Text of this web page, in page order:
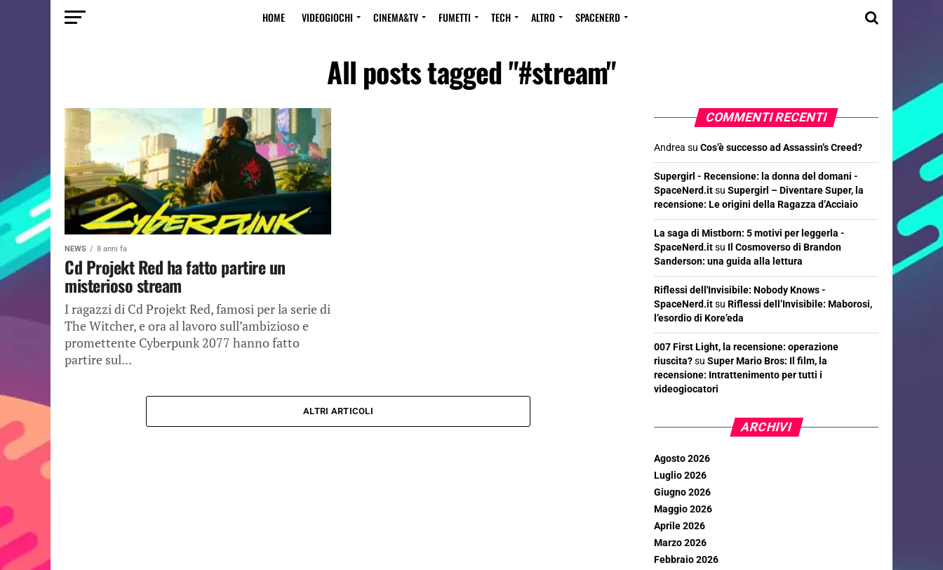
HOME VIDEOGIOCHI CINEMA&TV FUMETTI TECH ALTRO SPACENERD
All posts tagged "#stream"
NEWS 8 anni fa
Cd Projekt Red ha fatto partire un
misterioso stream
I ragazzi di Cd Projekt Red, famosi per la serie di
The Witcher, e ora al lavoro sull’ambizioso e
promettente Cyberpunk 2077 hanno fatto
partire sul...
ALTRI ARTICOLI
COMMENTI RECENTI
Andrea su Cos’è successo ad Assassin’s Creed?
Supergirl - Recensione: la donna del domani -
SpaceNerd.itsu Supergirl – Diventare Super, la
recensione: Le origini della Ragazza d’Acciaio
La saga di Mistborn: 5 motivi per leggerla -
SpaceNerd.itsu Il Cosmoverso di Brandon
Sanderson: una guida alla lettura
Riflessi dell'Invisibile: Nobody Knows -
SpaceNerd.itsu Riflessi dell’Invisibile: Maborosi,
l’esordio di Kore’eda
007 First Light, la recensione: operazione
riuscita?su Super Mario Bros: Il film, la
recensione: Intrattenimento per tutti i
videogiocatori
ARCHIVI
Agosto 2026
Luglio 2026
Giugno 2026
Maggio 2026
Aprile 2026
Marzo 2026
Febbraio 2026